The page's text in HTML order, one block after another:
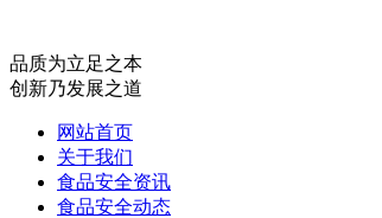
品质为立足之本
创新乃发展之道
网站首页
关于我们
食品安全资讯
食品安全动态